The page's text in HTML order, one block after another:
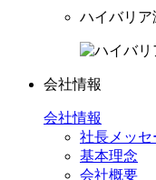
ハイバリ
会社情報
会社情報
社長メッセ
基本理念
会社概要